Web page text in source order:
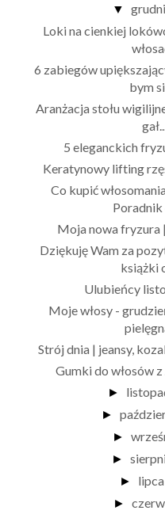
▼
Loki na cienkiej
6 zabiegów
bym
Aranżacja stołu
5 eleganckich
Keratynowy lifting
Co kupić
Poradnik
Moja nowa fryzura
Dziękuję Wam za
książki
Ulubieńcy
Moje włosy -
Strój dnia | jeansy,
Gumki do włosów
►
►
►
►
► lipca
►